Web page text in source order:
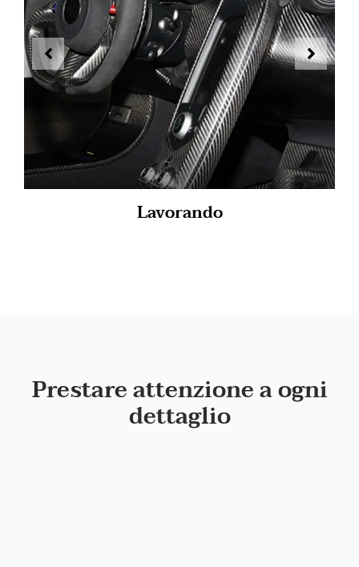
Lavorando
Prestare attenzione a ogni
dettaglio